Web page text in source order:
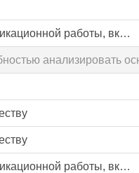
Защита выпускной квалификационной работы, включая подготовку к процедуре защиты и процедуру защиты
анализировать
Защита выпускной квалификационной работы, включая подготовку к процедуре защиты и процедуру защиты